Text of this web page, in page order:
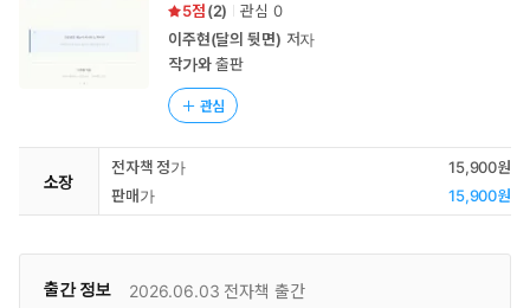
5
(2) 관심 0
이주현(달의 뒷면) 저자
작가와출판
관심
소장
전자책 정가
15,900원
판매가
15,900원
출간 정보 2026.06.03 전자책 출간